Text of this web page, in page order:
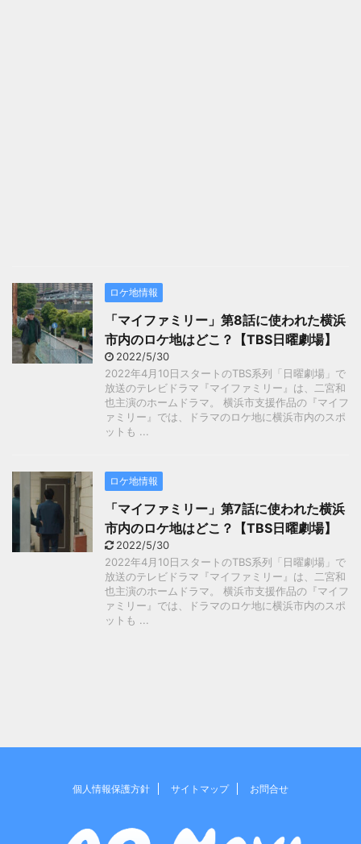
ロケ地情報
「マイファミリー」第8話に使われた横浜
市内のロケ地はどこ？【TBS日曜劇場】
2022/5/30
2022年4月10日スタートのTBS系列「日曜劇場」で
放送のテレビドラマ『マイファミリー』は、二宮和
也主演のホームドラマ。 横浜市支援作品の『マイフ
ァミリー』では、ドラマのロケ地に横浜市内のスポ
ットも ...
ロケ地情報
「マイファミリー」第7話に使われた横浜
市内のロケ地はどこ？【TBS日曜劇場】
2022/5/30
2022年4月10日スタートのTBS系列「日曜劇場」で
放送のテレビドラマ『マイファミリー』は、二宮和
也主演のホームドラマ。 横浜市支援作品の『マイフ
ァミリー』では、ドラマのロケ地に横浜市内のスポ
ットも ...
個人情報保護方針 サイトマップ お問合せ